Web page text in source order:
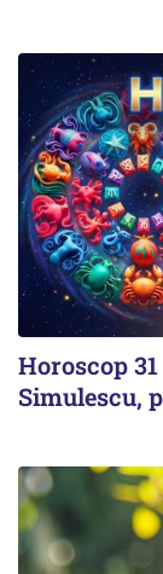
Horoscop
Simulescu,